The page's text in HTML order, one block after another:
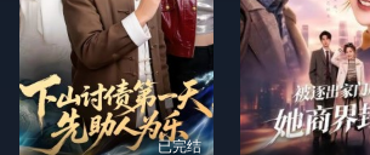
已完结